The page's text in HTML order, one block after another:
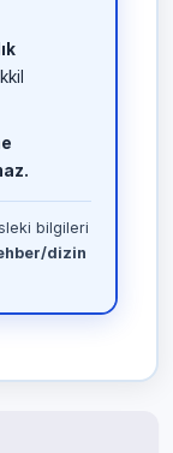
bilgileri
dizin